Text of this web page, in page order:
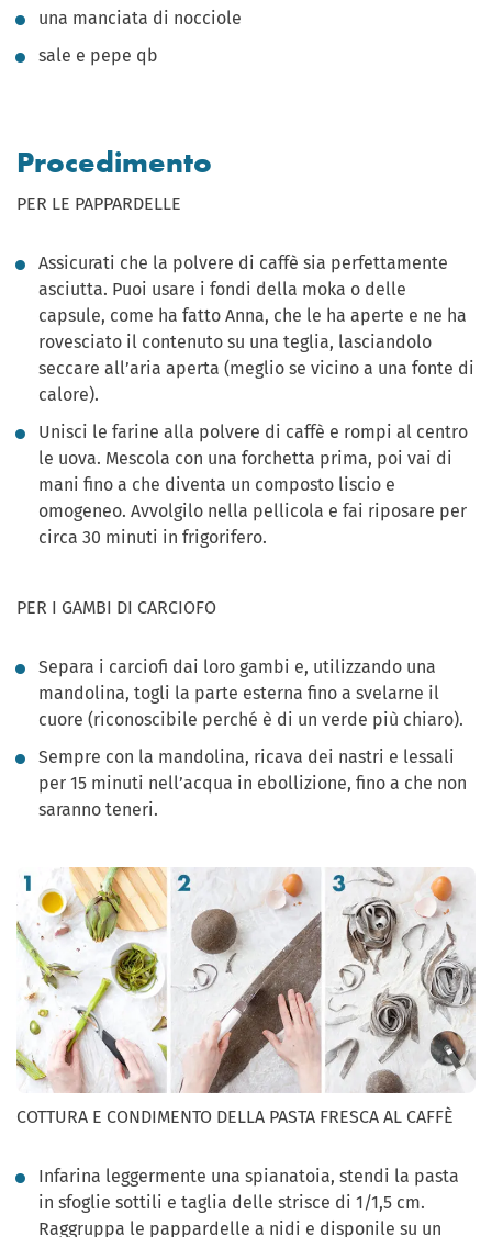
una manciata di nocciole
sale e pepe qb
Procedimento
PER LE PAPPARDELLE
Assicurati che la polvere di caffè sia perfettamente
asciutta. Puoi usare i fondi della moka o delle
capsule, come ha fatto Anna, che le ha aperte e ne ha
rovesciato il contenuto su una teglia, lasciandolo
seccare all’aria aperta (meglio se vicino a una fonte di
calore).
Unisci le farine alla polvere di caffè e rompi al centro
le uova. Mescola con una forchetta prima, poi vai di
mani fino a che diventa un composto liscio e
omogeneo. Avvolgilo nella pellicola e fai riposare per
circa 30 minuti in frigorifero.
PER I GAMBI DI CARCIOFO
Separa i carciofi dai loro gambi e, utilizzando una
mandolina, togli la parte esterna fino a svelarne il
cuore (riconoscibile perché è di un verde più chiaro).
Sempre con la mandolina, ricava dei nastri e lessali
per 15 minuti nell’acqua in ebollizione, fino a che non
saranno teneri.
COTTURA E CONDIMENTO DELLA PASTA FRESCA AL CAFFÈ
Infarina leggermente una spianatoia, stendi la pasta
in sfoglie sottili e taglia delle strisce di 1/1,5 cm.
Raggruppa le pappardelle a nidi e disponile su un